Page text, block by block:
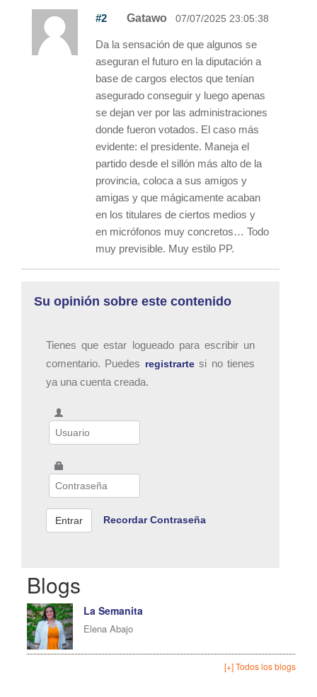
#2 Gatawo 07/07/2025 23:05:38
Da la sensación de que algunos se
aseguran el futuro en la diputación a
base de cargos electos que tenían
asegurado conseguir y luego apenas
se dejan ver por las administraciones
donde fueron votados. El caso más
evidente: el presidente. Maneja el
partido desde el sillón más alto de la
provincia, coloca a sus amigos y
amigas y que mágicamente acaban
en los titulares de ciertos medios y
en micrófonos muy concretos… Todo
muy previsible. Muy estilo PP.
Su opinión sobre este contenido
Tienes que estar logueado para escribir un
comentario. Puedes registrartesi no tienes
ya una cuenta creada.
Recordar Contraseña
Blogs
La Semanita
Elena Abajo
[+] Todos los blogs